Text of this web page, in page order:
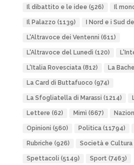
Il dibattito e le idee (526) Il
Il Palazzo (1139) I Nord e i Sud
L'Altravoce dei Ventenni (611)
L'Altravoce del Lunedì (120)
L'Italia Rovesciata(812) La
La Card di Buttafuoco (974)
La Sfogliatella di Marassi (1214)
Lettere (62) Mimì (667)
Opinioni (560) Politica(11794)
Rubriche (926) Società e Cultura
Spettacoli (5149) Sport(7463)